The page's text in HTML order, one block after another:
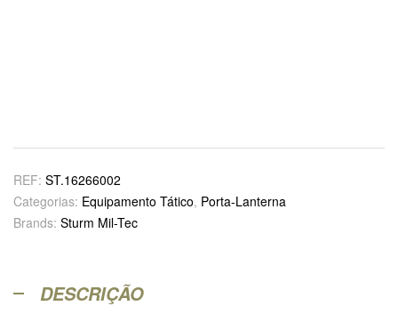
REF: ST.16266002
Categorias: Equipamento Tático, Porta-Lanterna
Brands: Sturm Mil-Tec
DESCRIÇÃO